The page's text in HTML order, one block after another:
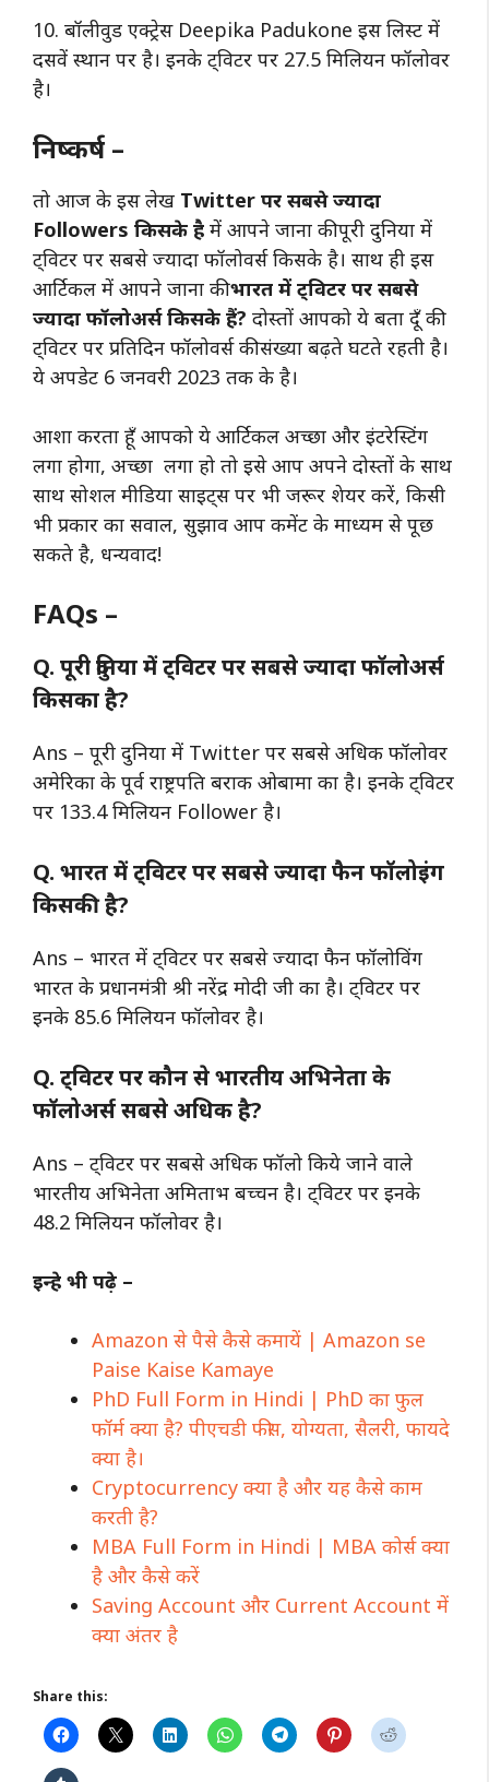
10. बॉलीवुड एक्ट्रेस Deepika Padukone इस लिस्ट में
दसवें स्थान पर है। इनके ट्विटर पर 27.5 मिलियन फॉलोवर
है।
निष्कर्ष –
तो आज के इस लेख Twitter पर सबसे ज्यादा
Followers किसके है में आपने जाना की पूरी दुनिया में
ट्विटर पर सबसे ज्यादा फॉलोवर्स किसके है। साथ ही इस
आर्टिकल में आपने जाना कीभारत में ट्विटर पर सबसे
ज्यादा फॉलोअर्स किसके हैं? दोस्तों आपको ये बता दूँ की
ट्विटर पर प्रतिदिन फॉलोवर्स की संख्या बढ़ते घटते रहती है।
ये अपडेट 6 जनवरी 2023 तक के है।
आशा करता हूँ आपको ये आर्टिकल अच्छा और इंटरेस्टिंग
लगा होगा, अच्छा लगा हो तो इसे आप अपने दोस्तों के साथ
साथ सोशल मीडिया साइट्स पर भी जरूर शेयर करें, किसी
भी प्रकार का सवाल, सुझाव आप कमेंट के माध्यम से पूछ
सकते है, धन्यवाद!
FAQs –
Q. पूरी दुनिया में ट्विटर पर सबसे ज्यादा फॉलोअर्स
किसका है?
Ans – पूरी दुनिया में Twitter पर सबसे अधिक फॉलोवर
अमेरिका के पूर्व राष्ट्रपति बराक ओबामा का है। इनके ट्विटर
पर 133.4 मिलियन Follower है।
Q. भारत में ट्विटर पर सबसे ज्यादा फैन फॉलोइंग
किसकी है?
Ans – भारत में ट्विटर पर सबसे ज्यादा फैन फॉलोविंग
भारत के प्रधानमंत्री श्री नरेंद्र मोदी जी का है। ट्विटर पर
इनके 85.6 मिलियन फॉलोवर है।
Q. ट्विटर पर कौन से भारतीय अभिनेता के
फॉलोअर्स सबसे अधिक है?
Ans – ट्विटर पर सबसे अधिक फॉलो किये जाने वाले
भारतीय अभिनेता अमिताभ बच्चन है। ट्विटर पर इनके
48.2 मिलियन फॉलोवर है।
इन्हे भी पढ़े –
Amazon से पैसे कैसे कमायें | Amazon se
Paise Kaise Kamaye
PhD Full Form in Hindi | PhD का फुल
फॉर्म क्या है? पीएचडी फीस, योग्यता, सैलरी, फायदे
क्या है।
Cryptocurrency क्या है और यह कैसे काम
करती है?
MBA Full Form in Hindi | MBA कोर्स क्या
है और कैसे करें
Saving Account और Current Account में
क्या अंतर है
Share this: